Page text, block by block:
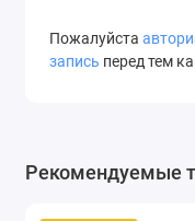
Пожалуйста
запись перед тем
Рекомендуемые